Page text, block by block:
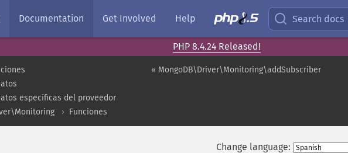
Documentation Get Involved Help Search docs
PHP 8.4.24 Released!
« MongoDB\Driver\Monitoring\addSubscriber
específicas del proveedor
Funciones
Change language: